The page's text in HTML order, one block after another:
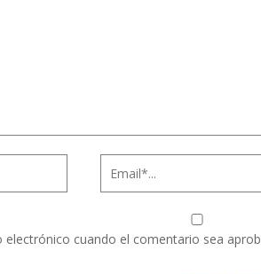
cuando el comentario sea